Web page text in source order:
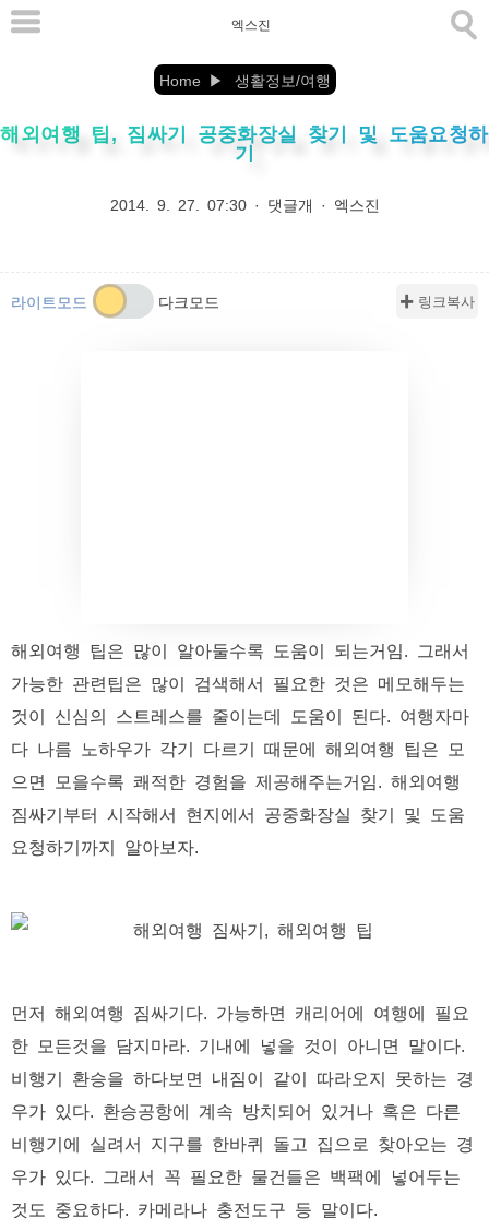
본
바
엑스진
Home 생활정보/여행
해외여행 팁, 짐싸기 공중화장실 찾기 및 도움요청하
기
2014. 9. 27. 07:30· 댓글개 · 엑스진
✚ 링크복사
해외여행 팁은 많이 알아둘수록 도움이 되는거임. 그래서
가능한 관련팁은 많이 검색해서 필요한 것은 메모해두는
것이 신심의 스트레스를 줄이는데 도움이 된다. 여행자마
다 나름 노하우가 각기 다르기 때문에 해외여행 팁은 모
으면 모을수록 쾌적한 경험을 제공해주는거임. 해외여행
짐싸기부터 시작해서 현지에서 공중화장실 찾기 및 도움
요청하기까지 알아보자.
먼저 해외여행 짐싸기다. 가능하면 캐리어에 여행에 필요
한 모든것을 담지마라. 기내에 넣을 것이 아니면 말이다.
비행기 환승을 하다보면 내짐이 같이 따라오지 못하는 경
우가 있다. 환승공항에 계속 방치되어 있거나 혹은 다른
비행기에 실려서 지구를 한바퀴 돌고 집으로 찾아오는 경
우가 있다. 그래서 꼭 필요한 물건들은 백팩에 넣어두는
것도 중요하다. 카메라나 충전도구 등 말이다.